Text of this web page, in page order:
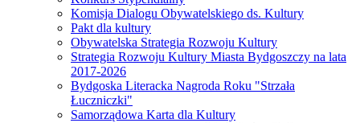
Komisja Dialogu Obywatelskiego ds. Kultury
Pakt dla kultury
Obywatelska Strategia Rozwoju Kultury
Strategia Rozwoju Kultury Miasta Bydgoszczy na lata
2017-2026
Bydgoska Literacka Nagroda Roku "Strzała
Łuczniczki"
Samorządowa Karta dla Kultury